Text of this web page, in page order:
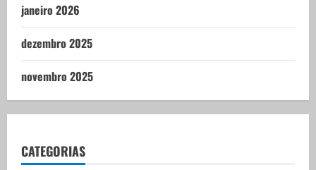
janeiro 2026
dezembro 2025
novembro 2025
CATEGORIAS